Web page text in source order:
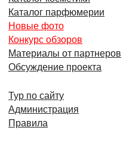
Каталог парфюмерии
Новые фото
Конкурс обзоров
Материалы от партнеров
Обсуждение проекта
Тур по сайту
Администрация
Правила